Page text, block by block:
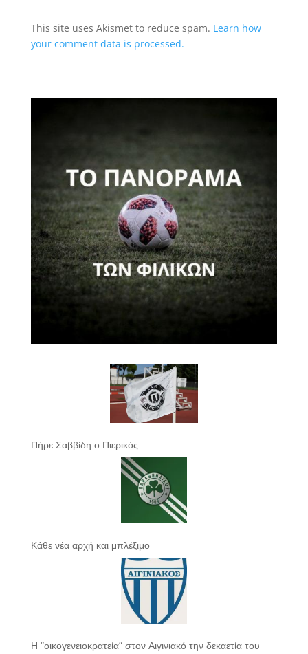
This site uses Akismet to reduce spam. Learn how
your comment data is processed.
Πήρε Σαββίδη ο Πιερικός
Κάθε νέα αρχή και μπλέξιμο
Η “οικογενειοκρατεία” στον Αιγινιακό την δεκαετία του